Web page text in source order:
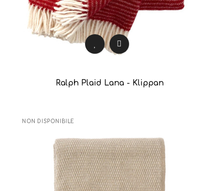
Ralph Plaid Lana - Klippan
NON DISPONIBILE